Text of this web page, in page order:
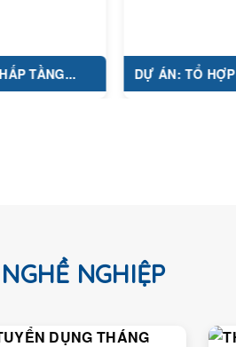
DỰ ÁN: TỔ HỢP Y TẾ...
NGHIỆP